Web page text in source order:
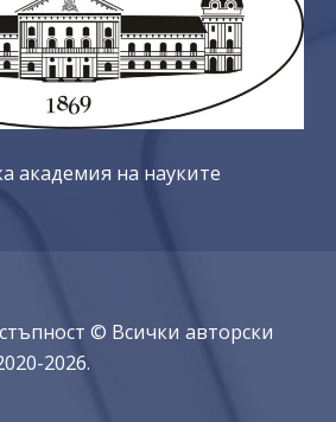
академия на науките
© Всички авторски
2026.